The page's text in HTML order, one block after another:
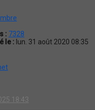
: 7328
le : lun. 31 août 2020 08:35
18:43